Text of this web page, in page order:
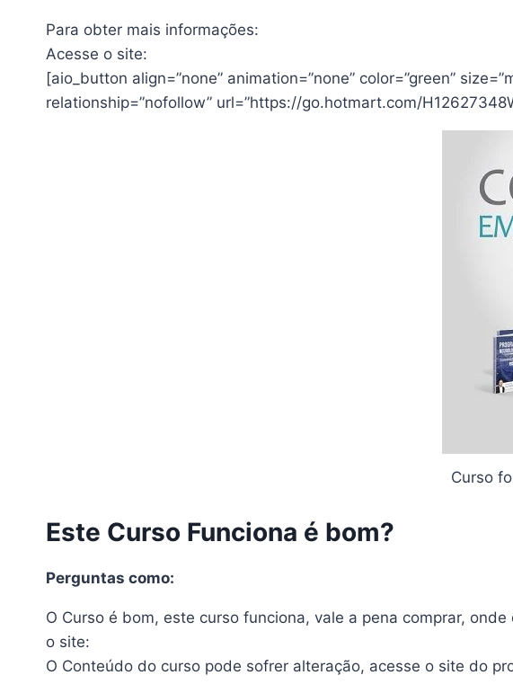
Para obter mais informações:
Acesse o site:
[aio_button align=”none” animation=”none” color=”green”
relationship=”nofollow” url=”https://go.hotmart.com/
Curso
Este Curso Funciona é bom?
Perguntas como:
O Curso é bom, este curso funciona, vale a pena comprar,
o site:
O Conteúdo do curso pode sofrer alteração, acesse o site do